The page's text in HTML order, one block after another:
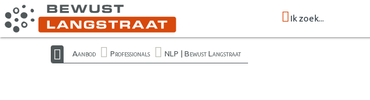
Ik zoek...
Aanbod Professionals NLP | Bewust Langstraat